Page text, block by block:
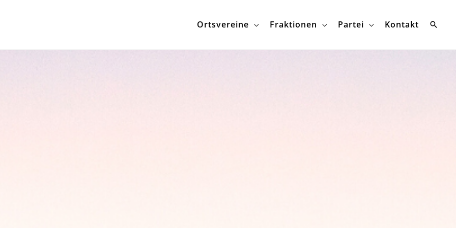
Ortsvereine Fraktionen Partei Kontakt